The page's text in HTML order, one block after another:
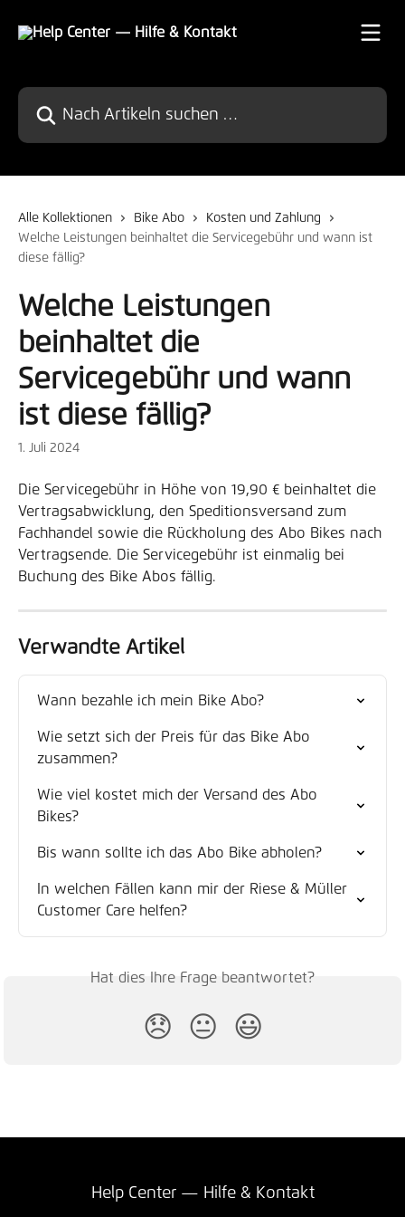
Nach Artikeln suchen …
Alle Kollektionen Bike Abo
Kosten und Zahlung
Welche Leistungen beinhaltet die Servicegebühr und wann ist
diese fällig?
Welche Leistungen
beinhaltet die
Servicegebühr und wann
ist diese fällig?
1. Juli 2024
Die Servicegebühr in Höhe von 19,90 € beinhaltet die
Vertragsabwicklung, den Speditionsversand zum
Fachhandel sowie die Rückholung des Abo Bikes nach
Vertragsende. Die Servicegebühr ist einmalig bei
Buchung des Bike Abos fällig.
Verwandte Artikel
Wann bezahle ich mein Bike Abo?
Wie setzt sich der Preis für das Bike Abo
zusammen?
Wie viel kostet mich der Versand des Abo
Bikes?
Bis wann sollte ich das Abo Bike abholen?
In welchen Fällen kann mir der Riese & Müller
Customer Care helfen?
Hat dies Ihre Frage beantwortet?
😞 😐 😃
Help Center — Hilfe & Kontakt